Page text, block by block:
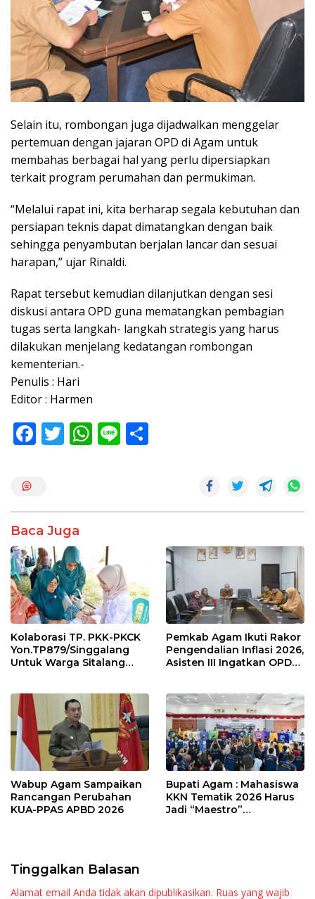
Selain itu, rombongan juga dijadwalkan menggelar
pertemuan dengan jajaran OPD di Agam untuk
membahas berbagai hal yang perlu dipersiapkan
terkait program perumahan dan permukiman.
“Melalui rapat ini, kita berharap segala kebutuhan dan
persiapan teknis dapat dimatangkan dengan baik
sehingga penyambutan berjalan lancar dan sesuai
harapan,” ujar Rinaldi.
Rapat tersebut kemudian dilanjutkan dengan sesi
diskusi antara OPD guna mematangkan pembagian
tugas serta langkah- langkah strategis yang harus
dilakukan menjelang kedatangan rombongan
kementerian.-
Penulis : Hari
Editor : Harmen
F
o
o
k
T W
p
p
Li
Baca Juga
Kolaborasi TP. PKK-PKCK
Yon.TP879/Singgalang
Untuk Warga Sitalang
Pemkab Agam Ikuti Rakor
Pengendalian Inflasi 2026,
Asisten III Ingatkan OPD
Wabup Agam Sampaikan
Rancangan Perubahan
KUA-PPAS APBD 2026
Bupati Agam : Mahasiswa
KKN Tematik 2026 Harus
Jadi “Maestro”
Tinggalkan Balasan
Alamat email Anda tidak akan dipublikasikan. Ruas yang wajib